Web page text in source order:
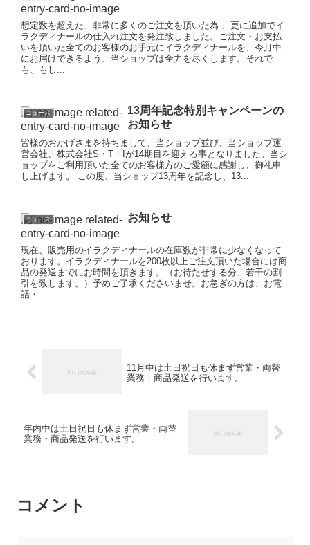
想定数を超えた、非常に多くのご注文を頂いた為 、更に追加でイ
ラクディナールの仕入れ注文を発注致しました。ご注文・お支払
いを頂いた全てのお客様のお手元にイラクディナールを、今月中
にお届けできるよう、当ショップは全力を尽くします。それで
も、もし...
ニュース
13周年記念特別キャンペーンの
お知らせ
皆様のおかげさまを持ちまして、当ショップ並び、当ショップ運
営会社、株式会社S・T・Iが14期目を迎える事となりました。当シ
ョップをご利用頂いた全てのお客様方のご愛顧に感謝し、御礼申
し上げます。 この度、当ショップ13周年を記念し、13...
ニュース お知らせ
現在、販売用のイラクディナールの在庫数が非常に少なくなって
おります。イラクディナールを200枚以上ご注文頂いた場合には商
品の発送までにお時間を頂きます。（お待たせする分、若干の割
引を致します。）予めご了承くださいませ。お急ぎの方は、お電
話・...
11月中は土日祝日も休まず営業・両替
業務・商品発送を行います。
年内中は土日祝日も休まず営業・両替
業務・商品発送を行います。
コメント